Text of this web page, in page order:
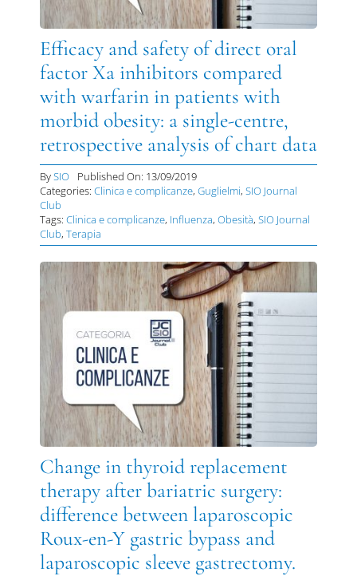
DIVULGAZIONE
RETE CENTRI
AREA SOCI
CONTATTI
Efficacy and safety of direct oral
factor Xa inhibitors compared
with warfarin in patients with
morbid obesity: a single-centre,
retrospective analysis of chart data
BySIO
Published On: 13/09/2019
Categories: Clinica e complicanze, Guglielmi, SIO Journal
Club
Tags: Clinica e complicanze, Influenza, Obesità, SIO Journal
Club, Terapia
Change in thyroid replacement
therapy after bariatric surgery:
difference between laparoscopic
Roux-en-Y gastric bypass and
laparoscopic sleeve gastrectomy.